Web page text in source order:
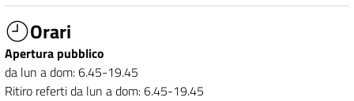
Orari
Apertura pubblico
da lun a dom: 6.45-19.45
Ritiro referti da lun a dom: 6.45-19.45